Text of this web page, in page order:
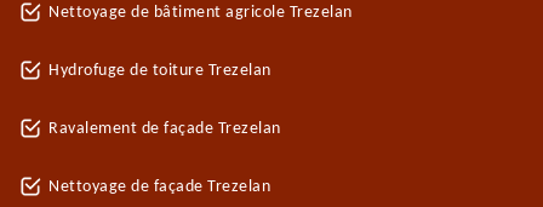
Nettoyage de bâtiment agricole Trezelan
Hydrofuge de toiture Trezelan
Ravalement de façade Trezelan
Nettoyage de façade Trezelan